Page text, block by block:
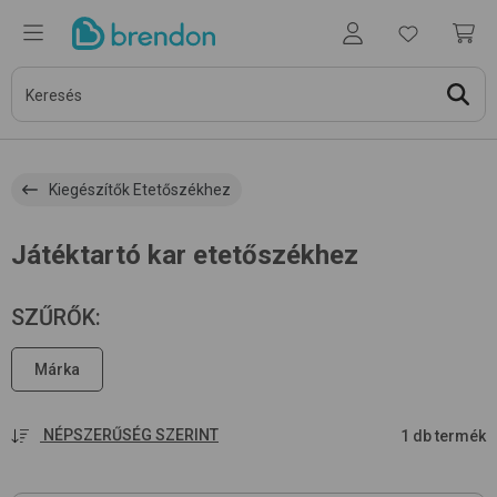
Kiegészítők Etetőszékhez
Játéktartó kar etetőszékhez
SZŰRŐK:
Márka
NÉPSZERŰSÉG SZERINT 1 db termék